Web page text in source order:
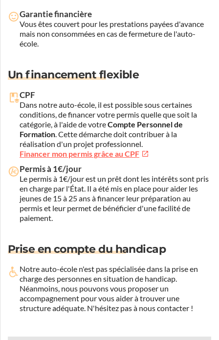
Garantie financière
Vous êtes couvert pour les prestations payées d'avance
mais non consommées en cas de fermeture de l'auto-
école.
Un financement flexible
CPF
Dans notre auto-école, il est possible sous certaines
conditions, de financer votre permis quelle que soit la
catégorie, à l'aide de votreCompte Personnel de
Formation. Cette démarche doit contribuer à la
réalisation d'un projet professionnel.
Financer mon permis grâce au CPF
Permis à 1€/jour
Le permis à 1€/jour est un prêt dont les intérêts sont pris
en charge par l'État. Il a été mis en place pour aider les
jeunes de 15 à 25 ans à financer leur préparation au
permis et leur permet de bénéficier d'une facilité de
paiement.
Prise en compte du handicap
Notre auto-école n'est pas spécialisée dans la prise en
charge des personnes en situation de handicap.
Néanmoins, nous pouvons vous proposer un
accompagnement pour vous aider à trouver une
structure adéquate. N'hésitez pas à nous contacter !